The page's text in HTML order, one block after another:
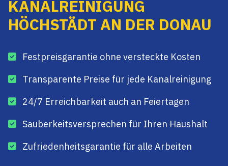
KANALREINIGUNG
HÖCHSTÄDT AN DER DONAU
Festpreisgarantie ohne versteckte Kosten
Transparente Preise für jede Kanalreinigung
24/7 Erreichbarkeit auch an Feiertagen
Sauberkeitsversprechen für Ihren Haushalt
Zufriedenheitsgarantie für alle Arbeiten